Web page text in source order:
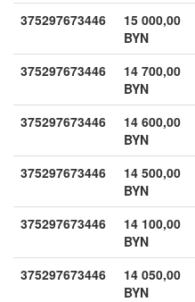
375297673446
15 000,00
BYN
375297673446
14 700,00
BYN
375297673446
14 600,00
BYN
375297673446
14 500,00
BYN
375297673446
14 100,00
BYN
375297673446
14 050,00
BYN